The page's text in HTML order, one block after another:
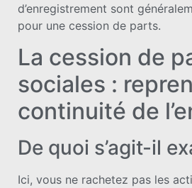
d’enregistrement sont
pour une cession de parts.
La cession de
sociales :
continuité de
De quoi s’agit-il
Ici, vous ne rachetez pas les